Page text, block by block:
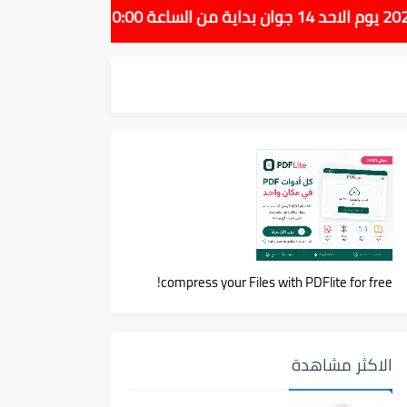
compress your Files with PDFlite for free!
الاكثر مشاهدة